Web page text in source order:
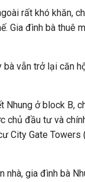
rất khó khăn,
Gia đình bà thuê
bà vẫn trở lại căn
Nhung ở block B,
chủ đầu tư và
City Gate Towers
nhà, gia đình bà